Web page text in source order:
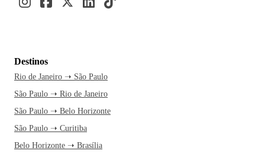
Destinos
Rio de Janeiro ➝ São Paulo
São Paulo ➝ Rio de Janeiro
São Paulo ➝ Belo Horizonte
São Paulo ➝ Curitiba
Belo Horizonte ➝ Brasília